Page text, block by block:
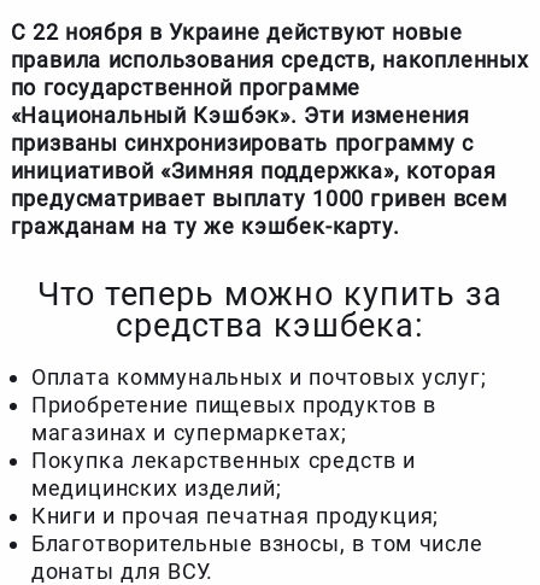
С 22 ноября в Украине действуют новые
правила использования средств, накопленных
по государственной программе
«Национальный Кэшбэк». Эти изменения
призваны синхронизировать программу с
инициативой «Зимняя поддержка», которая
предусматривает выплату 1000 гривен всем
гражданам на ту же кэшбек-карту.
Что теперь можно купить за
средства кэшбека:
Оплата коммунальных и почтовых услуг;
Приобретение пищевых продуктов в
магазинах и супермаркетах;
Покупка лекарственных средств и
медицинских изделий;
Книги и прочая печатная продукция;
Благотворительные взносы, в том числе
донаты для ВСУ.